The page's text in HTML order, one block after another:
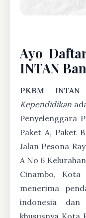
Ayo
INTAN
PKBM INTAN
Kependidikan
Penyelenggara
Paket A, Paket
Jalan Pesona
A No 6
Cinambo, Kota
menerima
indonesia
khususnya Kota